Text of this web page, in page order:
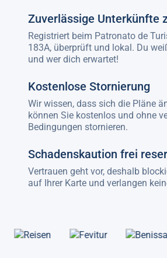
Zuverlässige Unterkünfte
Registriert beim Patronato de
183A, überprüft und lokal. Du
und wer dich erwartet!
Kostenlose Stornierung
Wir wissen, dass sich die Pläne
können Sie kostenlos und ohne
Bedingungen stornieren.
Schadenskaution frei
Vertrauen geht vor, deshalb
auf Ihrer Karte und verlangen